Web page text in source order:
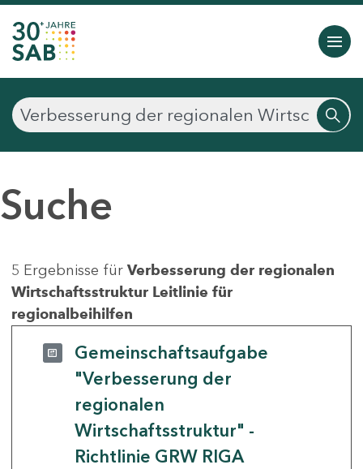
Suche
5 Ergebnisse für Verbesserung der regionalen
Wirtschaftsstruktur Leitlinie für
regionalbeihilfen
Gemeinschaftsaufgabe
"Verbesserung der
regionalen
Wirtschaftsstruktur" -
Richtlinie GRW RIGA